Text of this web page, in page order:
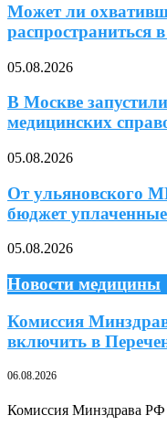
Может ли
распространиться
05.08.2026
В Москве
медицинских
05.08.2026
От ульяновского
бюджет
05.08.2026
Новости медицины
Комиссия
включить в
06.08.2026
Комиссия Минздрава